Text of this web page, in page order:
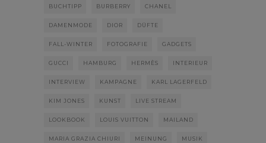
BUCHTIPP BURBERRY CHANEL
DAMENMODE DIOR DÜFTE
FALL-WINTER FOTOGRAFIE GADGETS
GUCCI HAMBURG HERMÈS INTERIEUR
INTERVIEW KAMPAGNE KARL LAGERFELD
KIM JONES KUNST LIVE STREAM
LOOKBOOK LOUIS VUITTON MAILAND
MARIA GRAZIA CHIURI MEINUNG MUSIK